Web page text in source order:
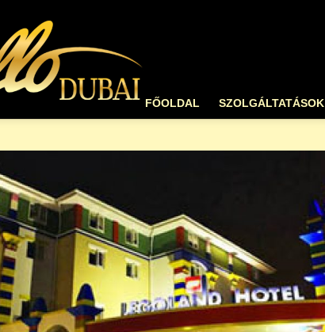
FŐOLDAL SZOLGÁLTATÁSOK